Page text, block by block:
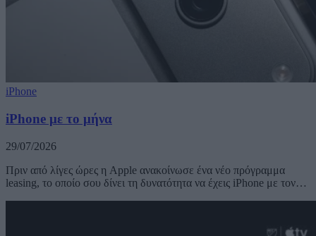
iPhone
iPhone με το μήνα
29/07/2026
Πριν από λίγες ώρες η Apple ανακοίνωσε ένα νέο πρόγραμμα
leasing, το οποίο σου δίνει τη δυνατότητα να έχεις iPhone με τον…